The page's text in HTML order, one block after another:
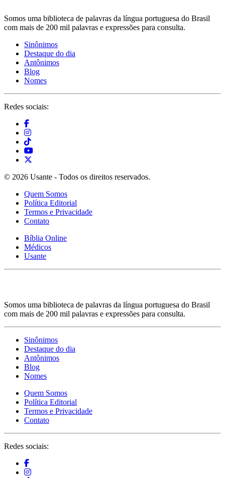
Somos uma biblioteca de palavras da língua portuguesa do Brasil
com mais de 200 mil palavras e expressões para consulta.
Sinônimos
Destaque do dia
Antônimos
Blog
Nomes
Redes sociais:
© 2026 Usante - Todos os direitos reservados.
Quem Somos
Política Editorial
Termos e Privacidade
Contato
Bíblia Online
Médicos
Usante
Somos uma biblioteca de palavras da língua portuguesa do Brasil
com mais de 200 mil palavras e expressões para consulta.
Sinônimos
Destaque do dia
Antônimos
Blog
Nomes
Quem Somos
Política Editorial
Termos e Privacidade
Contato
Redes sociais: